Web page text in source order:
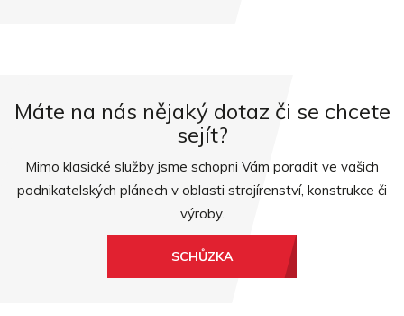
Máte na nás nějaký dotaz či se chcete
sejít?
Mimo klasické služby jsme schopni Vám poradit ve vašich
podnikatelských plánech v oblasti strojírenství, konstrukce či
výroby.
SCHŮZKA